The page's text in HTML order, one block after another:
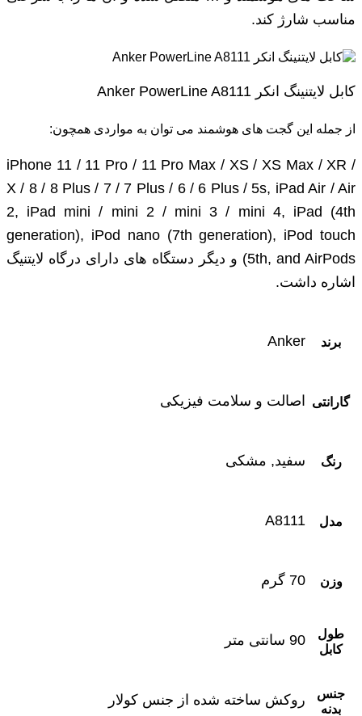
مناسب شارژ کند.
کابل لایتنینگ انکر Anker PowerLine A8111
از جمله این گجت های هوشمند می توان به مواردی همچون:
iPhone 11 / 11 Pro / 11 Pro Max / XS / XS Max / XR /
X / 8 / 8 Plus / 7 / 7 Plus / 6 / 6 Plus / 5s, iPad Air / Air
2, iPad mini / mini 2 / mini 3 / mini 4, iPad (4th
generation), iPod nano (7th generation), iPod touch
(5th, and AirPods و دیگر دستگاه های دارای درگاه لایتنیگ
اشاره داشت.
برند Anker
گارانتی اصالت و سلامت فیزیکی
رنگ سفید, مشکی
مدل A8111
وزن 70 گرم
طول
کابل
90 سانتی متر
جنس
بدنه
روکش ساخته شده از جنس کولار